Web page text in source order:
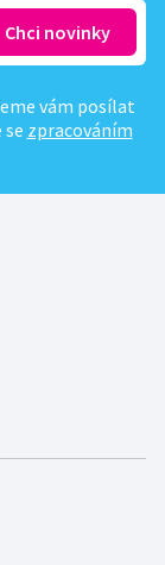
vám posílat
zpracováním